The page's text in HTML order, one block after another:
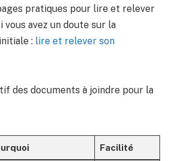
pratiques pour lire et relever
vous avez un doute sur la
: lire et relever son
des documents à joindre pour la
Facilité